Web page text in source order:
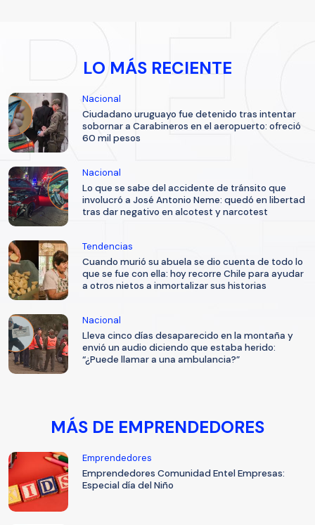
LO MÁS RECIENTE
Nacional
Ciudadano uruguayo fue detenido tras intentar
sobornar a Carabineros en el aeropuerto: ofreció
60 mil pesos
Nacional
Lo que se sabe del accidente de tránsito que
involucró a José Antonio Neme: quedó en libertad
tras dar negativo en alcotest y narcotest
Tendencias
Cuando murió su abuela se dio cuenta de todo lo
que se fue con ella: hoy recorre Chile para ayudar
a otros nietos a inmortalizar sus historias
Nacional
Lleva cinco días desaparecido en la montaña y
envió un audio diciendo que estaba herido:
“¿Puede llamar a una ambulancia?”
MÁS DE EMPRENDEDORES
Emprendedores
Emprendedores Comunidad Entel Empresas:
Especial día del Niño